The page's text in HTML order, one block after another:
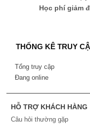
Học phí giảm
THỐNG KÊ TRUY
Tổng truy cập
Đang online
HỖ TRỢ KHÁCH HÀNG
Câu hỏi thường gặp